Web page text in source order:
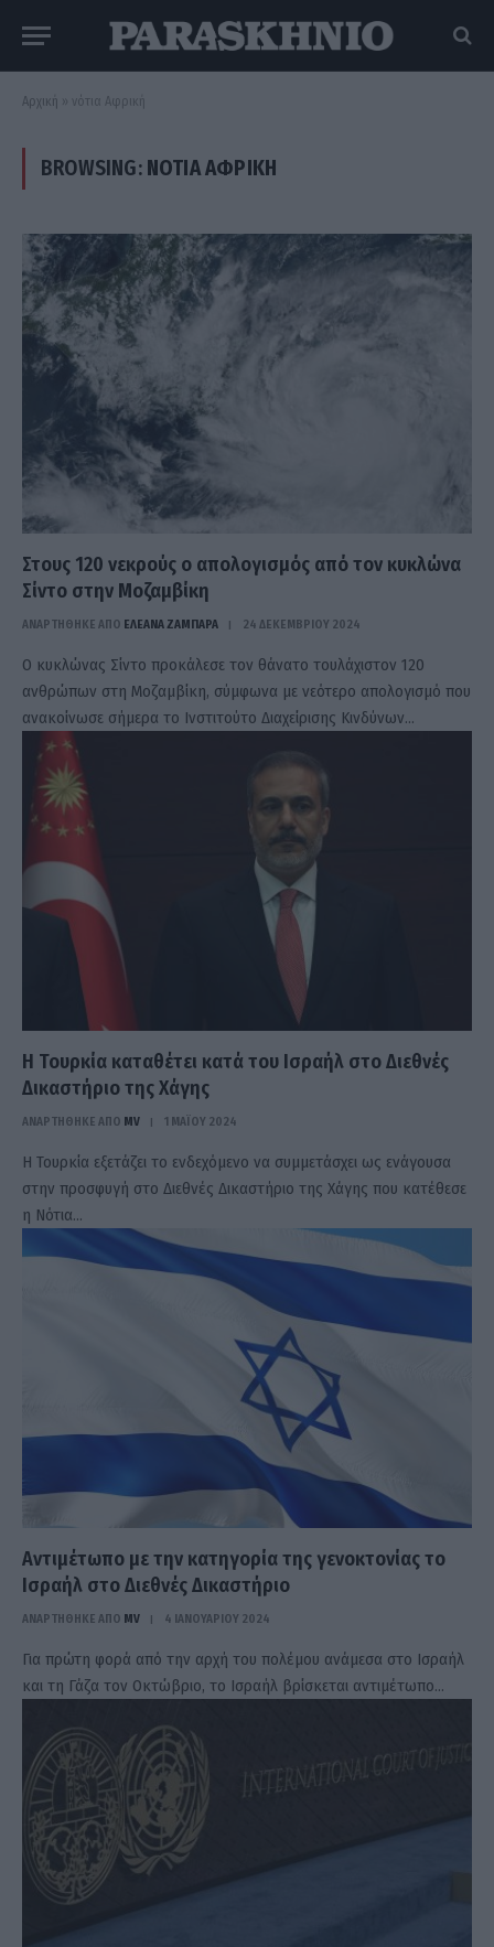
Αρχική » νότια Αφρική
BROWSING: ΝΌΤΙΑ ΑΦΡΙΚΉ
Στους 120 νεκρούς ο απολογισμός από τον κυκλώνα
Σίντο στην Μοζαμβίκη
ΑΝΑΡΤΗΘΗΚΕ ΑΠΟ ΕΛΕΑΝΑ ΖΑΜΠΑΡΑ 24 ΔΕΚΕΜΒΡΊΟΥ 2024
Ο κυκλώνας Σίντο προκάλεσε τον θάνατο τουλάχιστον 120
ανθρώπων στη Μοζαμβίκη, σύμφωνα με νεότερο απολογισμό που
ανακοίνωσε σήμερα το Ινστιτούτο Διαχείρισης Κινδύνων…
Η Τουρκία καταθέτει κατά του Ισραήλ στο Διεθνές
Δικαστήριο της Χάγης
ΑΝΑΡΤΗΘΗΚΕ ΑΠΟ MV 1 ΜΑΪ́ΟΥ 2024
Η Τουρκία εξετάζει το ενδεχόμενο να συμμετάσχει ως ενάγουσα
στην προσφυγή στο Διεθνές Δικαστήριο της Χάγης που κατέθεσε
η Νότια…
Αντιμέτωπο με την κατηγορία της γενοκτονίας το
Ισραήλ στο Διεθνές Δικαστήριο
ΑΝΑΡΤΗΘΗΚΕ ΑΠΟ MV 4 ΙΑΝΟΥΑΡΊΟΥ 2024
Για πρώτη φορά από την αρχή του πολέμου ανάμεσα στο Ισραήλ
και τη Γάζα τον Οκτώβριο, το Ισραήλ βρίσκεται αντιμέτωπο…